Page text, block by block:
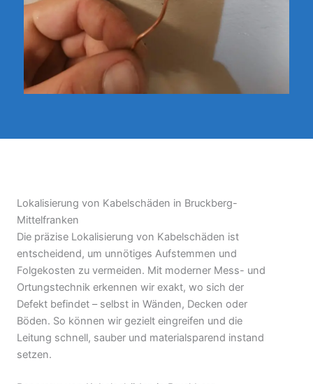
Lokalisierung von Kabelschäden in Bruckberg-
Mittelfranken
Die präzise Lokalisierung von Kabelschäden ist
entscheidend, um unnötiges Aufstemmen und
Folgekosten zu vermeiden. Mit moderner Mess- und
Ortungstechnik erkennen wir exakt, wo sich der
Defekt befindet – selbst in Wänden, Decken oder
Böden. So können wir gezielt eingreifen und die
Leitung schnell, sauber und materialsparend instand
setzen.